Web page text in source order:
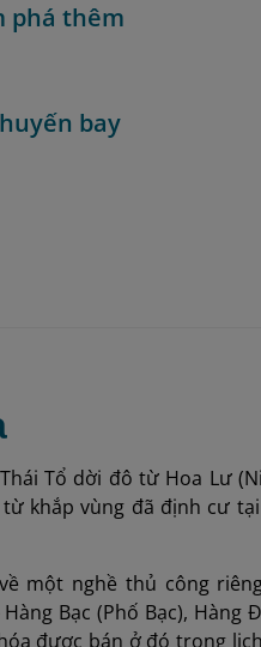
phá thêm
bay
Tổ dời đô từ Hoa Lư
khắp vùng đã định cư
một nghề thủ công
Bạc (Phố Bạc), Hàng
được bán ở đó trong